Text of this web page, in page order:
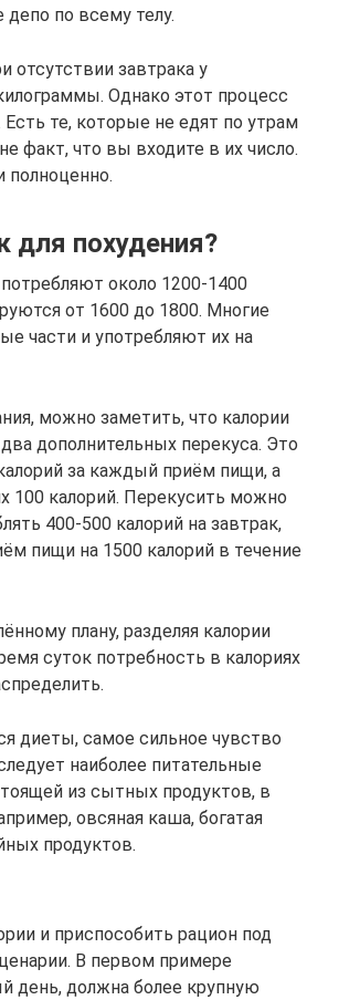
по всему телу.
отсутствии завтрака у
Однако этот процесс
те, которые не едят по утрам
факт, что вы входите в их число.
полноценно.
для похудения?
около 1200-1400
от 1600 до 1800. Многие
части и употребляют их на
можно заметить, что калории
дополнительных перекуса. Это
за каждый приём пищи, а
100 калорий. Перекусить можно
400-500 калорий на завтрак,
пищи на 1500 калорий в течение
плану, разделяя калории
суток потребность в калориях
диеты, самое сильное чувство
наиболее питательные
из сытных продуктов, в
овсяная каша, богатая
продуктов.
и приспособить рацион под
В первом примере
день, должна более крупную